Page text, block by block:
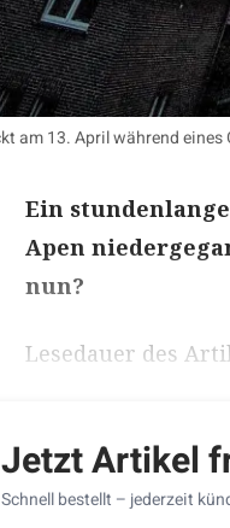
am 13. April während
Ein
Apen
nun?
Lesedauer des
Jetzt Artikel
Schnell bestellt – jederzeit